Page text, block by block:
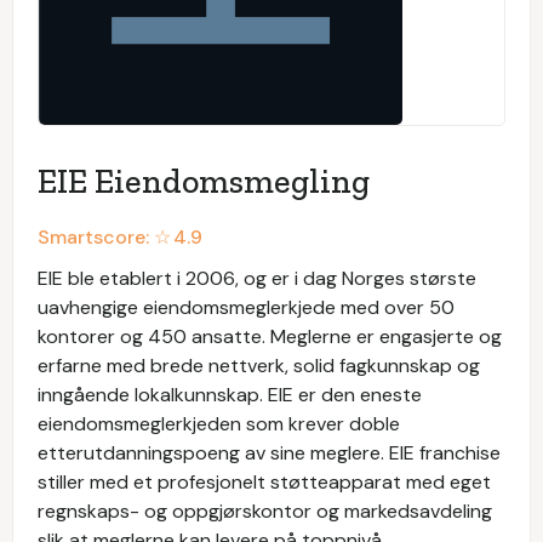
EIE Eiendomsmegling
Smartscore: ☆4.9
EIE ble etablert i 2006, og er i dag Norges største
uavhengige eiendomsmeglerkjede med over 50
kontorer og 450 ansatte. Meglerne er engasjerte og
erfarne med brede nettverk, solid fagkunnskap og
inngående lokalkunnskap. EIE er den eneste
eiendomsmeglerkjeden som krever doble
etterutdanningspoeng av sine meglere. EIE franchise
stiller med et profesjonelt støtteapparat med eget
regnskaps- og oppgjørskontor og markedsavdeling